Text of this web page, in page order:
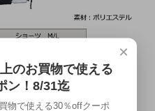
×
のお買物で使える
ン！8/31迄
物で使える30％offクーポ